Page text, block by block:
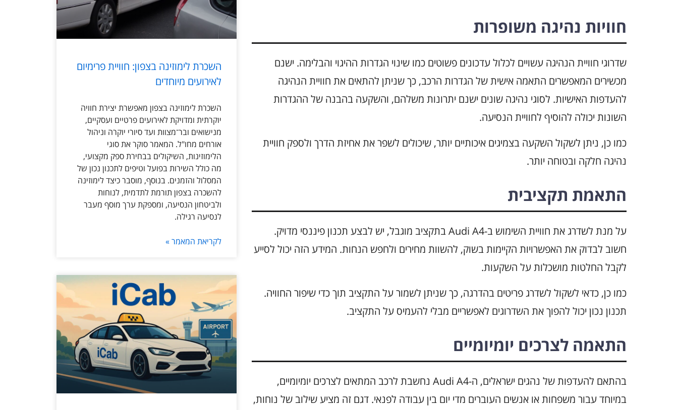
חוויות נהיגה משופרות
שדרוגי חוויית הנהיגה עשויים לכלול עדכונים פשוטים כמו שינוי הגדרות ההיגוי והבלימה. ישנם
מכשירים המאפשרים התאמה אישית של הגדרות הרכב, כך שניתן להתאים את חוויית הנהיגה
להעדפות האישיות. לסוגי נהיגה שונים ישנם יתרונות משלהם, והשקעה בהבנה של ההגדרות
השונות יכולה להוסיף לחוויית הנסיעה.
כמו כן, ניתן לשקול השקעה בצמיגים איכותיים יותר, שיכולים לשפר את אחיזת הדרך ולספק חוויית
נהיגה חלקה ובטוחה יותר.
התאמת תקציבית
על מנת לשדרג את חוויית השימוש ב-Audi A4 בתקציב מוגבל, יש לבצע תכנון פיננסי מדויק.
חשוב לבדוק את האפשרויות הקיימות בשוק, להשוות מחירים ולחפש הנחות. המידע הזה יכול לסייע
לקבל החלטות מושכלות על השקעות.
כמו כן, כדאי לשקול לשדרג פריטים בהדרגה, כך שניתן לשמור על התקציב תוך כדי שיפור החוויה.
תכנון נכון יכול להפוך את השדרוגים לאפשריים מבלי להעמיס על התקציב.
התאמה לצרכים יומיומיים
בהתאם להעדפות של נהגים ישראלים, ה-Audi A4 נחשבת לרכב המתאים לצרכים יומיומיים,
במיוחד עבור משפחות או אנשים העוברים מדי יום בין עבודה לפנאי. דגם זה מציע שילוב של נוחות,
השכרת לימוזינה בצפון: חוויית פרימיום
לאירועים מיוחדים
השכרת לימוזינה בצפון מאפשרת יצירת חוויה
יוקרתית ומדויקת לאירועים פרטיים ועסקיים,
מנישואים ובר־מצוות ועד סיורי יוקרה וניהול
אורחים מחו"ל. המאמר סוקר את סוגי
הלימוזינות, השיקולים בבחירת ספק מקצועי,
מה כולל השירות בפועל וטיפים לתכנון נכון של
המסלול והזמנים. בנוסף, מוסבר כיצד לימוזינה
להשכרה בצפון תורמת לתדמית, לנוחות
ולביטחון הנסיעה, ומספקת ערך מוסף מעבר
לנסיעה רגילה.
לקריאת המאמר »